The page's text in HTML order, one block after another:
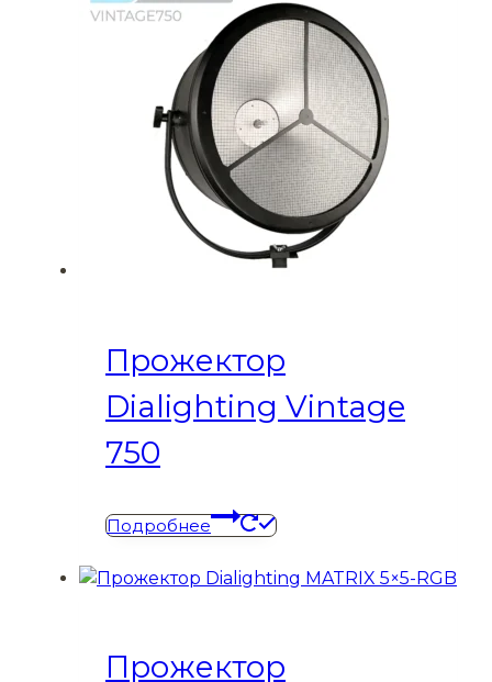
Прожектор
Dialighting Vintage
750
Подробнее
Прожектор